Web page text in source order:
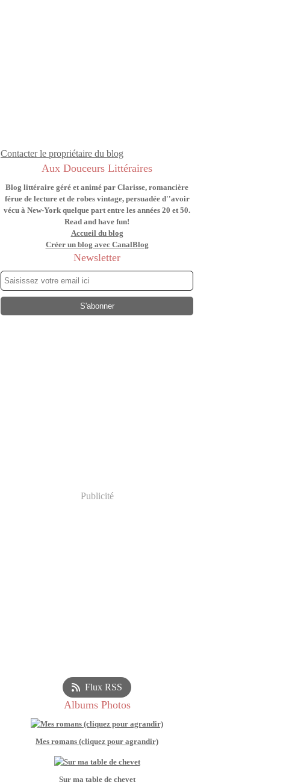
Contacter le propriétaire du blog
Aux Douceurs Littéraires
Blog littéraire géré et animé par Clarisse, romancière
férue de lecture et de robes vintage, persuadée d''avoir
vécu à New-York quelque part entre les années 20 et 50.
Read and have fun!
Accueil du blog
Créer un blog avec CanalBlog
Newsletter
Publicité
Flux RSS
Albums Photos
Mes romans (cliquez pour agrandir)
Sur ma table de chevet